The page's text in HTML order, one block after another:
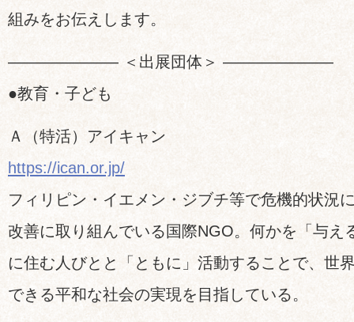
組みをお伝えします。
——————— ＜出展団体＞ ———————
●教育・子ども
Ａ（特活）アイキャン
https://ican.or.jp/
フィリピン・イエメン・ジブチ等で危機的状況
改善に取り組んでいる国際NGO。何かを「与え
に住む人びとと「ともに」活動することで、世
できる平和な社会の実現を目指している。